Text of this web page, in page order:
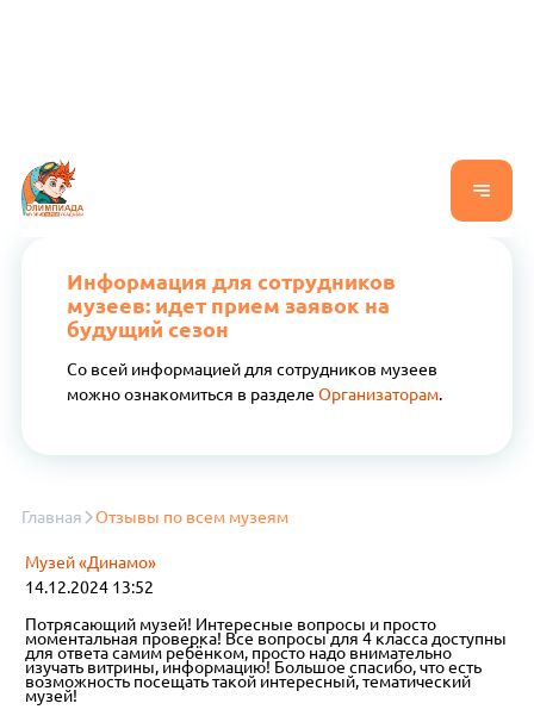
Информация для сотрудников
музеев: идет прием заявок на
будущий сезон
Со всей информацией для сотрудников музеев
можно ознакомиться в разделе Организаторам.
Главная Отзывы по всем музеям
Музей «Динамо»
14.12.2024 13:52
Потрясающий музей! Интересные вопросы и просто
моментальная проверка! Все вопросы для 4 класса доступны
для ответа самим ребёнком, просто надо внимательно
изучать витрины, информацию! Большое спасибо, что есть
возможность посещать такой интересный, тематический
музей!